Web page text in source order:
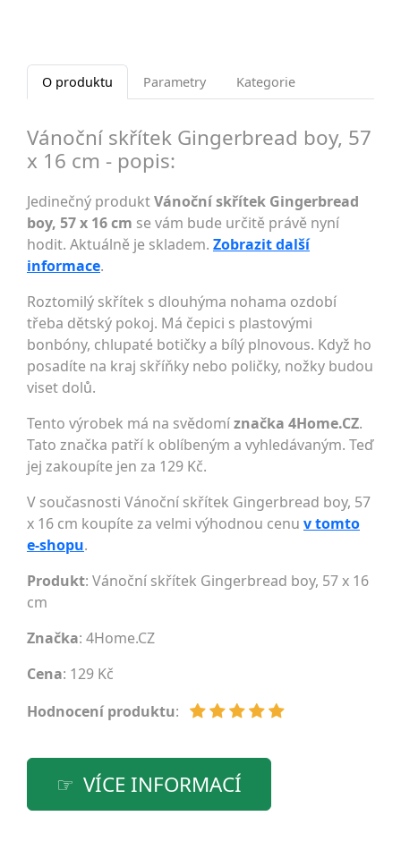
O produktu Parametry Kategorie
Vánoční skřítek Gingerbread boy, 57
x 16 cm - popis:
Jedinečný produktVánoční skřítek Gingerbread
boy, 57 x 16 cm se vám bude určitě právě nyní
hodit. Aktuálně je skladem. Zobrazit další
informace.
Roztomilý skřítek s dlouhýma nohama ozdobí
třeba dětský pokoj. Má čepici s plastovými
bonbóny, chlupaté botičky a bílý plnovous. Když ho
posadíte na kraj skříňky nebo poličky, nožky budou
viset dolů.
Tento výrobek má na svědomíznačka 4Home.CZ.
Tato značka patří k oblíbeným a vyhledávaným. Teď
jej zakoupíte jen za 129 Kč.
V současnosti Vánoční skřítek Gingerbread boy, 57
x 16 cm koupíte za velmi výhodnou cenu v tomto
e-shopu.
Produkt: Vánoční skřítek Gingerbread boy, 57 x 16
cm
Značka: 4Home.CZ
Cena: 129 Kč
Hodnocení produktu:
VÍCE INFORMACÍ